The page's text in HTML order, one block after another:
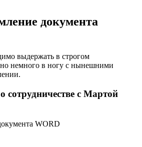
документа
выдержать в строгом
немного в ногу с нынешними
сотрудничестве с Мартой
WORD